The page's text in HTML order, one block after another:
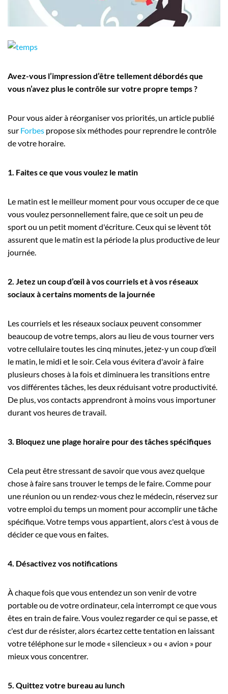
Employeurs
Publiez une offre d'emploi
Avez-vous l’impression d’être tellement débordés que
vous n’avez plus le contrôle sur votre propre temps ?
Pour vous aider à réorganiser vos priorités, un article publié
sur Forbes propose six méthodes pour reprendre le contrôle
de votre horaire.
1. Faites ce que vous voulez le matin
Le matin est le meilleur moment pour vous occuper de ce que
vous voulez personnellement faire, que ce soit un peu de
sport ou un petit moment d'écriture. Ceux qui se lèvent tôt
assurent que le matin est la période la plus productive de leur
journée.
2. Jetez un coup d’œil à vos courriels et à vos réseaux
sociaux à certains moments de la journée
Les courriels et les réseaux sociaux peuvent consommer
beaucoup de votre temps, alors au lieu de vous tourner vers
votre cellulaire toutes les cinq minutes, jetez-y un coup d’œil
le matin, le midi et le soir. Cela vous évitera d'avoir à faire
plusieurs choses à la fois et diminuera les transitions entre
vos différentes tâches, les deux réduisant votre productivité.
De plus, vos contacts apprendront à moins vous importuner
durant vos heures de travail.
3. Bloquez une plage horaire pour des tâches spécifiques
Cela peut être stressant de savoir que vous avez quelque
chose à faire sans trouver le temps de le faire. Comme pour
une réunion ou un rendez-vous chez le médecin, réservez sur
votre emploi du temps un moment pour accomplir une tâche
spécifique. Votre temps vous appartient, alors c'est à vous de
décider ce que vous en faites.
4. Désactivez vos notifications
À chaque fois que vous entendez un son venir de votre
portable ou de votre ordinateur, cela interrompt ce que vous
êtes en train de faire. Vous voulez regarder ce qui se passe, et
c'est dur de résister, alors écartez cette tentation en laissant
votre téléphone sur le mode « silencieux » ou « avion » pour
mieux vous concentrer.
5. Quittez votre bureau au lunch